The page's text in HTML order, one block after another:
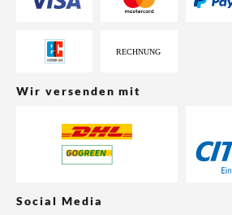
Wir versenden mit
Social Media